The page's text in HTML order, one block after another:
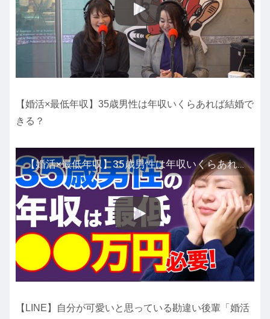
【婚活×最低年収】35歳男性は年収いくらあれば結婚で
きる？
【婚活×最低年収】35歳男性は年収いくらあれば結婚できる？
【LINE】自分が可愛いと思っている勘違い後輩「婚活